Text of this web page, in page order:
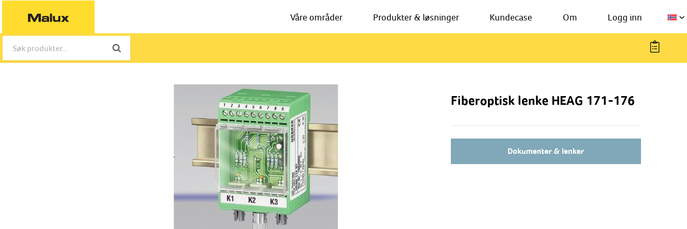
Våre områder Produkter & løsninger Kundecase Om Logg inn
Fiberoptisk lenke HEAG 171-176
Dokumenter & lenker